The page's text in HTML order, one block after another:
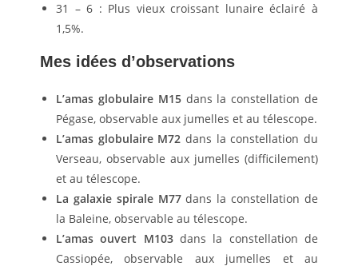
31 – 6 : Plus vieux croissant lunaire éclairé à
1,5%.
Mes idées d’observations
L’amas globulaire M15dans la constellation de
Pégase, observable aux jumelles et au télescope.
L’amas globulaire M72 dans la constellation du
Verseau, observable aux jumelles (difficilement)
et au télescope.
La galaxie spirale M77dans la constellation de
la Baleine, observable au télescope.
L’amas ouvert M103dans la constellation de
Cassiopée, observable aux jumelles et au